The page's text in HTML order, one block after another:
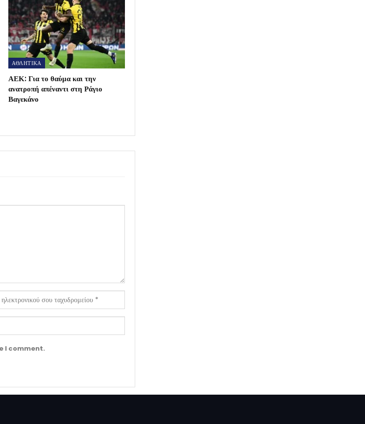
ΑΘΛΗΤΙΚΑ
ΑΕΚ: Για το θαύμα και την
ανατροπή απέναντι στη Ράγιο
Βαγεκάνο
I comment.